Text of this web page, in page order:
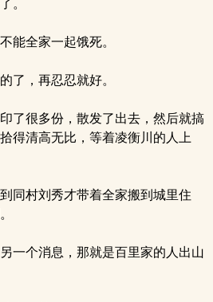
。
能全家一起饿死。
了，再忍忍就好。
了很多份，散发了出去，然后就搞
得清高无比，等着凌衡川的人上
同村刘秀才带着全家搬到城里住
一个消息，那就是百里家的人出山